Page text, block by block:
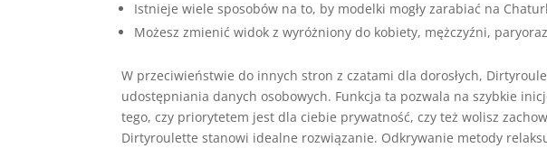
Istnieje wiele sposobów na to, by modelki mogły zarabiać na
Możesz zmienić widok z wyróżniony do kobiety, mężczyźni,
W przeciwieństwie do innych stron z czatami dla dorosłych,
udostępniania danych osobowych. Funkcja ta pozwala na szybkie
tego, czy priorytetem jest dla ciebie prywatność, czy też wolisz
Dirtyroulette stanowi idealne rozwiązanie. Odkrywanie metody